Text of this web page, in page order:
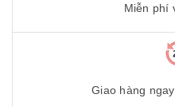
Miễn phí
Giao hàng